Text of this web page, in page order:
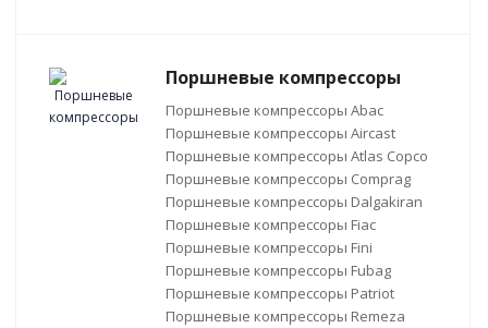
Поршневые компрессоры
Поршневые компрессоры Abac
Поршневые компрессоры Aircast
Поршневые компрессоры Atlas Copco
Поршневые компрессоры Comprag
Поршневые компрессоры Dalgakiran
Поршневые компрессоры Fiac
Поршневые компрессоры Fini
Поршневые компрессоры Fubag
Поршневые компрессоры Patriot
Поршневые компрессоры Remeza